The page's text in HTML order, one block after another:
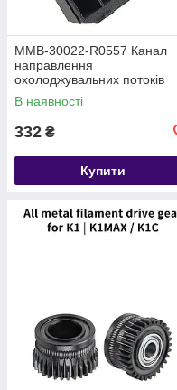
MMB-30022-R0557 Канал
направлення
охолоджувальних потоків
вентилятора обдуву моделі
принтерів Bambu Lab X1, P1
В наявності
332 ₴
Купити